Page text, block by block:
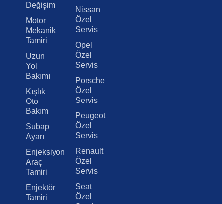
Değişimi
Motor
Mekanik
Tamiri
Uzun
Yol
Bakımı
Kışlık
Oto
Bakım
Subap
Ayarı
Enjeksiyon
Araç
Tamiri
Enjektör
Tamiri
Nissan
Özel
Servis
Opel
Özel
Servis
Porsche
Özel
Servis
Peugeot
Özel
Servis
Renault
Özel
Servis
Seat
Özel